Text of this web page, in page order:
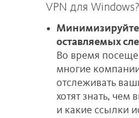
VPN для Windows?
Минимизируйте
оставляемых
Во время
многие
отслеживать
хотят знать, чем
и какие ссылки